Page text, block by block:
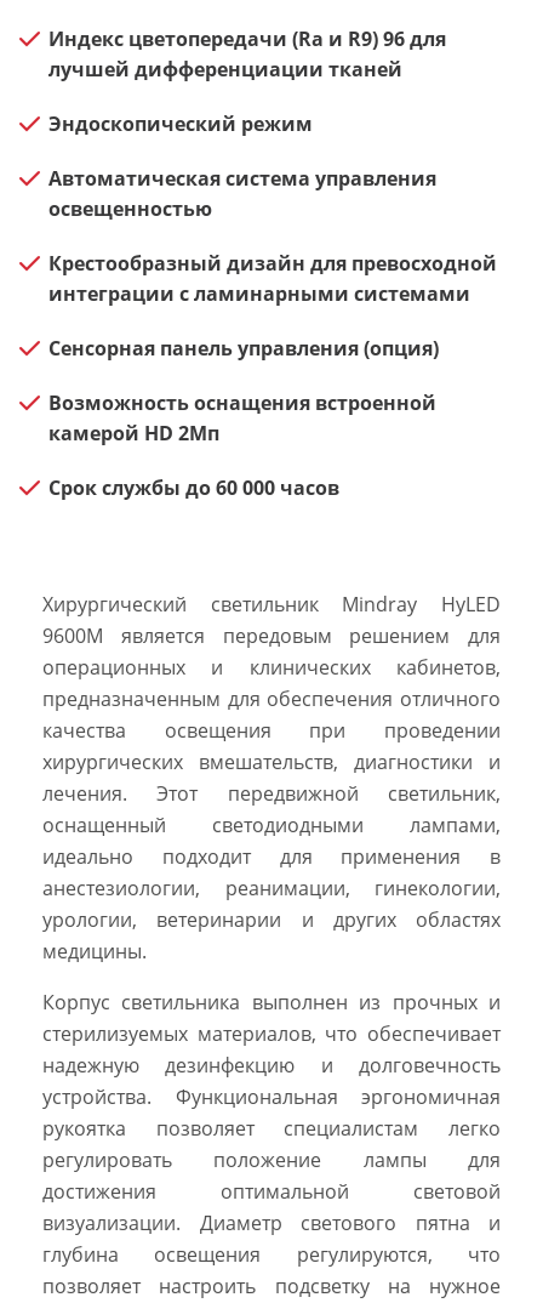
Индекс цветопередачи (Ra и R9) 96 для
лучшей дифференциации тканей
Эндоскопический режим
Автоматическая система управления
освещенностью
Крестообразный дизайн для превосходной
интеграции с ламинарными системами
Сенсорная панель управления (опция)
Возможность оснащения встроенной
камерой HD 2Мп
Срок службы до 60 000 часов
Хирургический светильник Mindray HyLED
9600M является передовым решением для
операционных и клинических кабинетов,
предназначенным для обеспечения отличного
качества освещения при проведении
хирургических вмешательств, диагностики и
лечения. Этот передвижной светильник,
оснащенный светодиодными лампами,
идеально подходит для применения в
анестезиологии, реанимации, гинекологии,
урологии, ветеринарии и других областях
медицины.
Корпус светильника выполнен из прочных и
стерилизуемых материалов, что обеспечивает
надежную дезинфекцию и долговечность
устройства. Функциональная эргономичная
рукоятка позволяет специалистам легко
регулировать положение лампы для
достижения оптимальной световой
визуализации. Диаметр светового пятна и
глубина освещения регулируются, что
позволяет настроить подсветку на нужное